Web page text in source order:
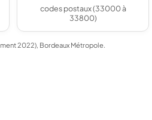
codes postaux (33000 à
33800)
2022), Bordeaux Métropole.